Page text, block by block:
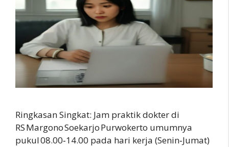
Ringkasan Singkat: Jam praktik dokter di
RS Margono Soekarjo Purwokerto umumnya
pukul 08.00‑14.00 pada hari kerja (Senin‑Jumat)